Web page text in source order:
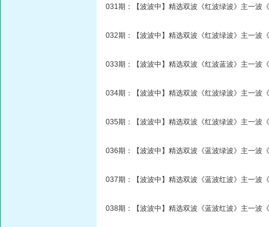
031期：【波波中】精选双波《红波绿波》主一波
032期：【波波中】精选双波《红波绿波》主一波
033期：【波波中】精选双波《红波蓝波》主一波
034期：【波波中】精选双波《红波绿波》主一波
035期：【波波中】精选双波《红波绿波》主一波
036期：【波波中】精选双波《蓝波绿波》主一波
037期：【波波中】精选双波《蓝波红波》主一波
038期：【波波中】精选双波《蓝波红波》主一波